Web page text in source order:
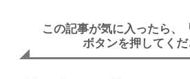
この記事が気に入ったら、
ボタンを押してくだ